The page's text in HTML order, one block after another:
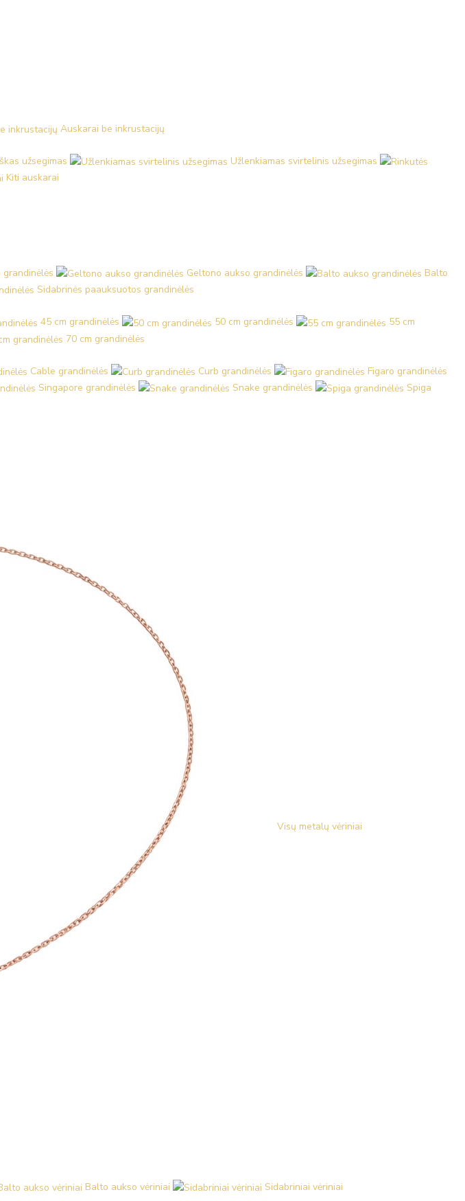
Auskarai be inkrustacijų
užsegimas
Užlenkiamas svirtelinis užsegimas
Kiti auskarai
grandinėlės Geltono aukso grandinėlės
Balto
Sidabrinės paauksuotos grandinėlės
45 cm grandinėlės 50 cm grandinėlės
55 cm
70 cm grandinėlės
Cable grandinėlės Curb grandinėlės
Figaro grandinėlės
Singapore grandinėlės Snake grandinėlės
Spiga
Visų metalų vėriniai
Balto aukso vėriniai
Sidabriniai vėriniai